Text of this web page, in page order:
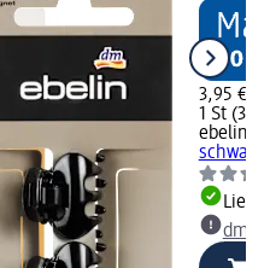
3,95 €
1 St
ebelin
schwarz
dm